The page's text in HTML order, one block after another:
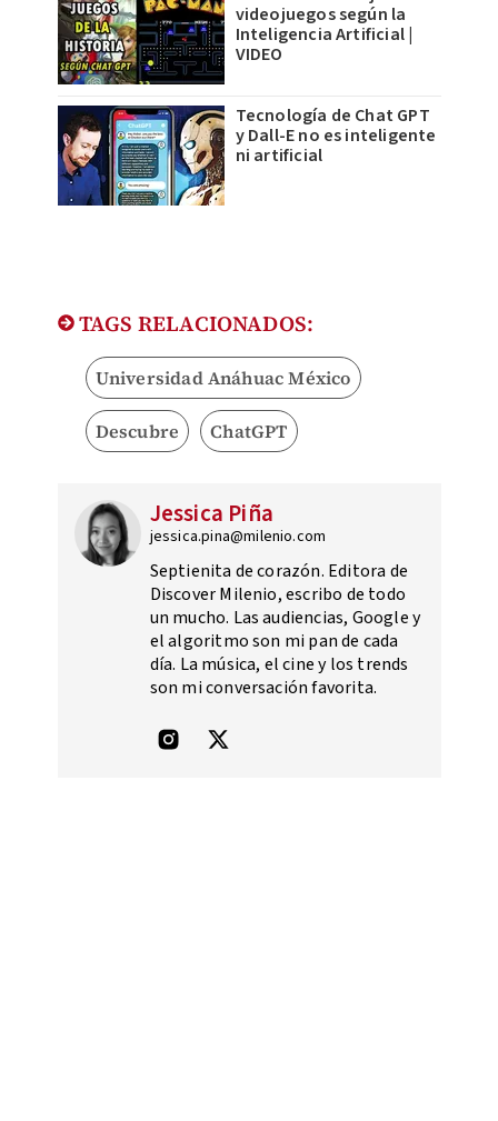
videojuegos según la
Inteligencia Artificial |
VIDEO
Tecnología de Chat GPT
y Dall-E no es inteligente
ni artificial
TAGS RELACIONADOS:
Universidad Anáhuac México
Descubre ChatGPT
Jessica Piña
jessica.pina@milenio.com
Septienita de corazón. Editora de
Discover Milenio, escribo de todo
un mucho. Las audiencias, Google y
el algoritmo son mi pan de cada
día. La música, el cine y los trends
son mi conversación favorita.